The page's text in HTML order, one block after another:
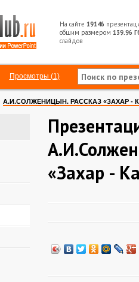
На сайте 19146
общим размером 139.96
слайдов
Просмотры (1)
А.И.СОЛЖЕНИЦЫН. РАССКАЗ «ЗАХАР -
«Захар -